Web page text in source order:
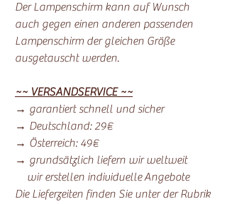
Der Lampenschirm kann auf Wunsch
auch gegen einen anderen passenden
Lampenschirm der gleichen Größe
ausgetauscht werden.
~~ VERSANDSERVICE ~~
→ garantiert schnell und sicher
→ Deutschland: 29€
→ Österreich: 49€
→ grundsätzlich liefern wir weltweit
wir erstellen individuelle Angebote
Die Lieferzeiten finden Sie unter der Rubrik